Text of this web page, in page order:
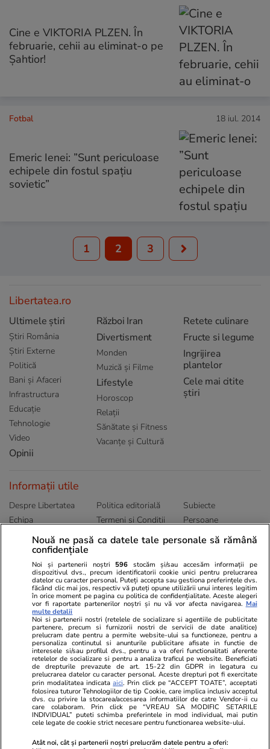
Cine e VIKTORIA PLZEN. În
februarie, cehii au eliminat-o pe
Şahtior!
Fotbal 18 iul. 2014
Emeric Ienei: ”Sunt periculoase
echipele din fostul spaţiu
sovietic”
1 2 3
Libertatea.ro
Ultimele știri
Știri România
Știri Externe
Politică
Bani și Afaceri
Infrastructura
Educație
Tehnologie
Video
Opinii
Război Iran
Divertisment
Monden
Muzică și Filme
Lifestyle
Horoscop
Relații
Sănătate și Fitness
Vacanțe și Cultură
Retete culinare
Fructe si legume
Ingrijirea
plantelor
Cele mai citite
știri
Informații utile
Despre Libertatea
Echipa
Publicitate
Politica de
Politica editorială
Termeni și Conditii
Abonamente
Subiecte
Persoane
Sitemap
Ringier România
Libertatea pentru
Unica.ro
Program TV
Avantaje
ELLE
Gazeta Sporturilor
Stiri mondene
Calculator sarcina
Ajută Copiii
Locuri de muncă
Imobiliare.ro
Jobradar24
Imoradar24
Colecții Libertatea
Pariază responsabil! Decizia ONJN nr. 821/25.09.2025.
Jocurile de noroc sunt interzise minorilor.
Nouă ne pasă ca datele tale personale să rămână
confidențiale
Noi și partenerii noștri 596 stocăm și/sau accesăm informații pe
dispozitivul dvs., precum identificatorii cookie unici pentru prelucrarea
datelor cu caracter personal. Puteți accepta sau gestiona preferințele dvs.
făcând clic mai jos, respectiv vă puteți opune utilizării unui interes legitim
în orice moment pe pagina cu politica de confidențialitate. Aceste alegeri
vor fi raportate partenerilor noștri și nu vă vor afecta navigarea. Mai
multe detalii
Noi si partenerii nostri (retelele de socializare si agentiile de publicitate
partenere, precum si furnizorii nostri de servicii de date analitice)
prelucram date pentru a permite website-ului sa functioneze, pentru a
personaliza continutul si anunturile publicitare afisate in functie de
interesele si/sau profilul dvs., pentru a va oferi functionalitati aferente
retelelor de socializare si pentru a analiza traficul pe website. Beneficiati
de drepturile prevazute de art. 15-22 din GDPR in legatura cu
prelucrarea datelor cu caracter personal. Aceste drepturi pot fi exercitate
prin modalitatea indicataaici. Prin click pe “ACCEPT TOATE”, acceptati
folosirea tuturor Tehnologiilor de tip Cookie, care implica inclusiv acceptul
dvs. cu privire la stocarea/accesarea informatiilor de catre Vendor-ii cu
care colaboram. Prin click pe “VREAU SA MODIFIC SETARILE
INDIVIDUAL” puteti schimba preferintele in mod individual, mai putin
cele legate de cookie strict necesare pentru functionarea website-ului.
Atât noi, cât și partenerii noștri prelucrăm datele pentru a oferi: